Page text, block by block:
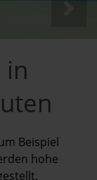
in
Beispiel
hohe